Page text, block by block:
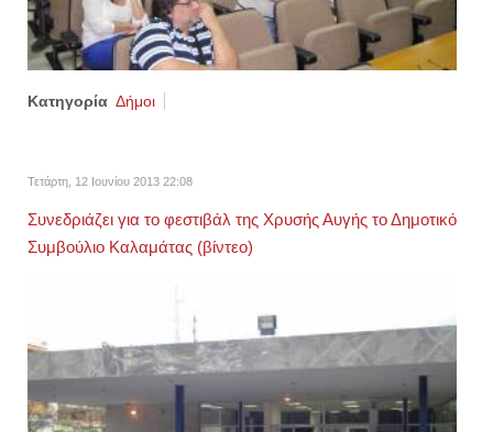
Κατηγορία Δήμοι
Τετάρτη, 12 Ιουνίου 2013 22:08
Συνεδριάζει για το φεστιβάλ της Χρυσής Αυγής το Δημοτικό
Συμβούλιο Καλαμάτας (βίντεο)